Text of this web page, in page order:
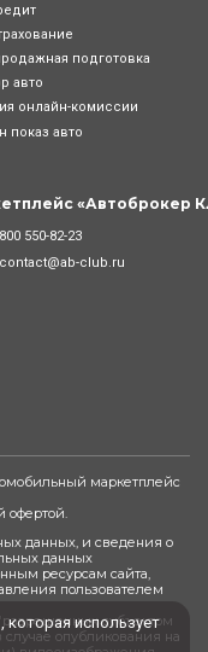
которая использует
подготовка
авто
онлайн-комиcсии
показ авто
«Автоброкер
550-82-23
contact@ab-club.ru
маркетплейс
офертой.
данных, и сведения о
данных
ресурсам сайта,
пользователем
разрешенных субъектом
опубликования на